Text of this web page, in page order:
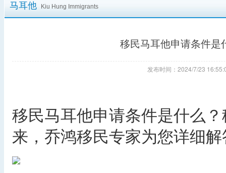
马耳他 Kiu Hung Immigrants
移民马耳他申请条件是
发布时间：2024/7/23
移民马耳他申请条件是什么
来，乔鸿移民专家为您详细